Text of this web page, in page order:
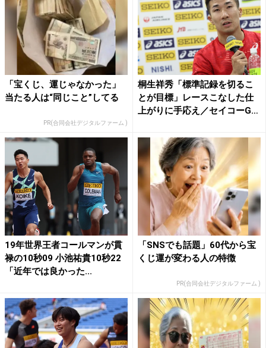
「宝くじ、運じゃなかった」
当たる人は“同じこと”してる
PR(合同会社デジタルファーム )
桐生祥秀「標準記録を切るこ
とが目標」レースこなした仕
上がりに手応え／セイコーG
19年世界王者コールマンが貫
禄の10秒09 小池祐貴10秒22
「近年では良かった...
「SNSでも話題」60代から宝
くじ運が変わる人の特徴
PR(合同会社デジタルファーム )